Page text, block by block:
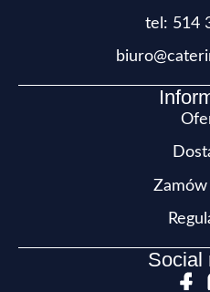
tel: 514
Social